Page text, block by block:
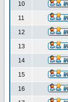
10
11
12
13
14
15
16